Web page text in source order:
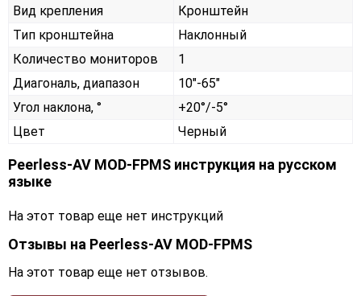
Вид крепления
Кронштейн
Тип кронштейна
Наклонный
Количество мониторов
1
Диагональ, диапазон
10"-65"
Угол наклона, °
+20°/-5°
Цвет
Черный
Peerless-AV MOD-FPMS инструкция на русском
языке
На этот товар еще нет инструкций
Отзывы на Peerless-AV MOD-FPMS
На этот товар еще нет отзывов.